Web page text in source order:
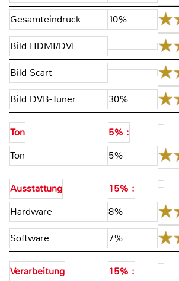
Gesamteindruck 10%
Bild HDMI/DVI
Bild Scart
Bild DVB-Tuner 30%
Ton
5% :
Ton
5%
Ausstattung
15% :
Hardware
8%
Software 7%
Verarbeitung
15% :